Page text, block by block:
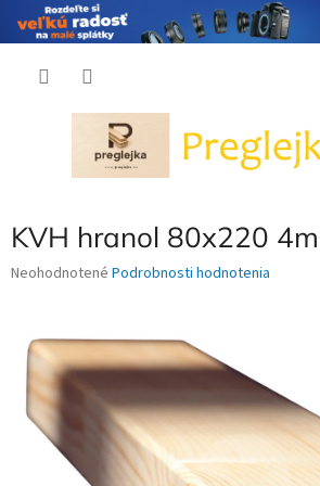
KVH hranol 80x220 4m
Priemerné
0,0
hviezdičiek.
Neohodnotené Podrobnosti hodnotenia